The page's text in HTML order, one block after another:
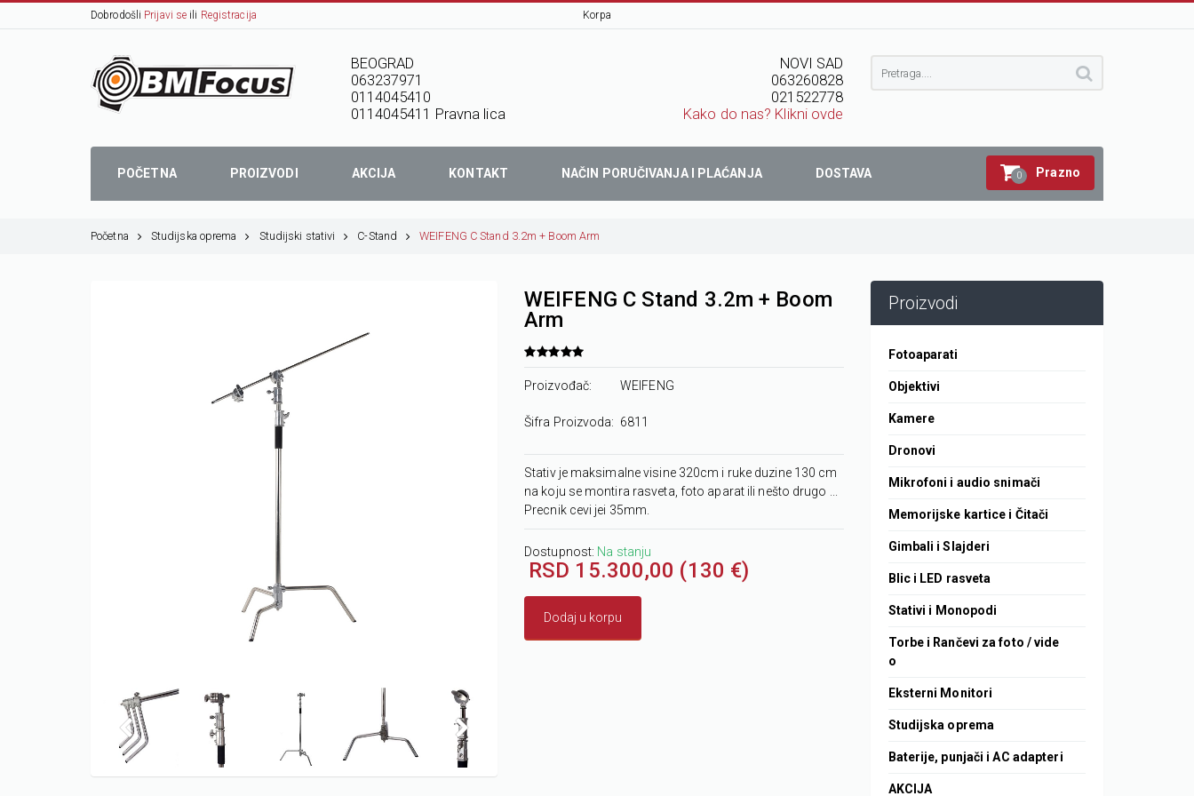
Dobrodošli Prijavi se ili Registracija Korpa
BEOGRAD
063237971
0114045410
0114045411 Pravna lica
NOVI SAD
063260828
021522778
Kako do nas? Klikni ovde
POČETNA PROIZVODI AKCIJA KONTAKT NAČIN PORUČIVANJA I PLAĆANJA DOSTAVA 0 Prazno
Početna Studijska oprema Studijski stativi C-Stand WEIFENG C Stand 3.2m + Boom Arm
WEIFENG C Stand 3.2m + Boom
Arm
Proizvođač: WEIFENG
Šifra Proizvoda: 6811
Stativ je maksimalne visine 320cm i ruke duzine 130 cm
na koju se montira rasveta, foto aparat ili nešto drugo ...
Precnik cevi jei 35mm.
Dostupnost: Na stanju
RSD 15.300,00 (130 €)
Dodaj u korpu
Proizvodi
Fotoaparati
Objektivi
Kamere
Dronovi
Mikrofoni i audio snimači
Memorijske kartice i Čitači
Gimbali i Slajderi
Blic i LED rasveta
Stativi i Monopodi
Torbe i Rančevi za foto / vide
o
Eksterni Monitori
Studijska oprema
Baterije, punjači i AC adapteri
AKCIJA